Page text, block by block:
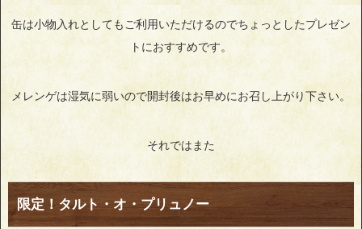
缶は小物入れとしてもご利用いただけるのでちょっとしたプレゼン
トにおすすめです。
メレンゲは湿気に弱いので開封後はお早めにお召し上がり下さい。
それではまた
限定！タルト・オ・プリュノー